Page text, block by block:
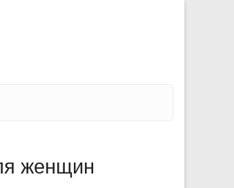
женщин